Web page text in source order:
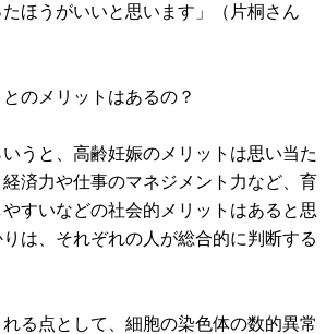
たほうがいいと思います」（片桐さん
のメリットはあるの？
いうと、高齢妊娠のメリットは思い当た
済力や仕事のマネジメント力など、育
すいなどの社会的メリットはあると思
は、それぞれの人が総合的に判断する
る点として、細胞の染色体の数的異常